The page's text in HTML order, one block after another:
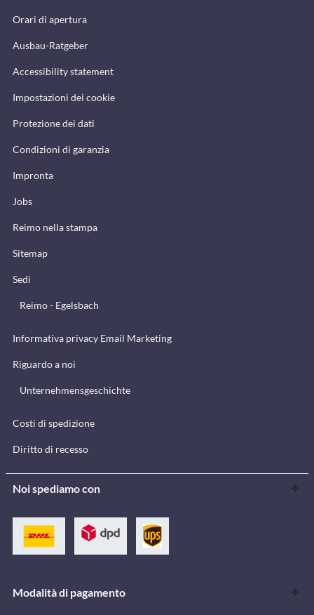
Orari di apertura
Ausbau-Ratgeber
Accessibility statement
Impostazioni dei cookie
Protezione dei dati
Condizioni di garanzia
Impronta
Jobs
Reimo nella stampa
Sitemap
Sedi
Reimo - Egelsbach
Informativa privacy Email Marketing
Riguardo a noi
Unternehmensgeschichte
Costi di spedizione
Diritto di recesso
Noi spediamo con
Modalità di pagamento